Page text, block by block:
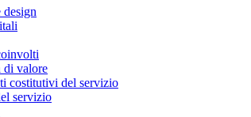
design
di valore
costitutivi del servizio
servizio